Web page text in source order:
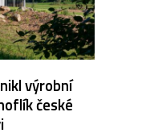
výrobní
české